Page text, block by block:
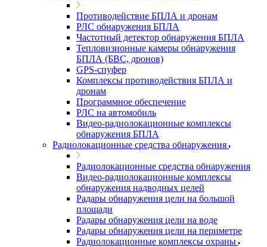
Противодействие БПЛА и дронам
РЛС обнаружения БПЛА
Частотный детектор обнаружения БПЛА
Тепловизионные камеры обнаружения
БПЛА (БВС, дронов)
GPS-спуфер
Комплексы противодействия БПЛА и
дронам
Программное обеспечение
РЛС на автомобиль
Видео-радиолокационные комплексы
обнаружения БПЛА
Радиолокационные средства обнаружения
Радиолокационные средства обнаружения
Видео-радиолокационные комплексы
обнаружения надводных целей
Радары обнаружения цели на большой
площади
Радары обнаружения цели на воде
Радары обнаружения цели на периметре
Радиолокационные комплексы охраны